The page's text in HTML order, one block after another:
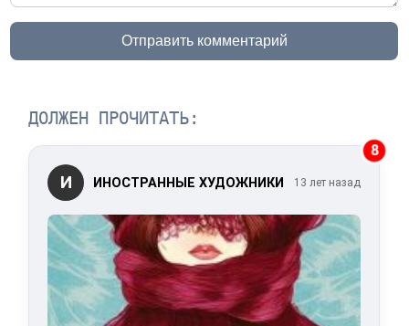
Отправить комментарий
ДОЛЖЕН ПРОЧИТАТЬ:
8
И ИНОСТРАННЫЕ ХУДОЖНИКИ 13 лет назад